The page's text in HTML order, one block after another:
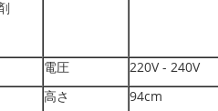
電圧
220V - 240V
高さ 94cm